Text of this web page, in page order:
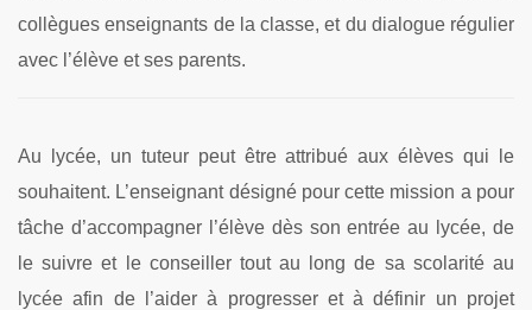
collègues enseignants de la classe, et du dialogue régulier
avec l’élève et ses parents.
Au lycée, un tuteur peut être attribué aux élèves qui le
souhaitent. L’enseignant désigné pour cette mission a pour
tâche d’accompagner l’élève dès son entrée au lycée, de
le suivre et le conseiller tout au long de sa scolarité au
lycée afin de l’aider à progresser et à définir un projet